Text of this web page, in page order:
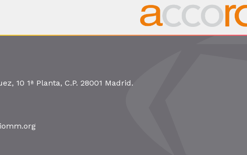
10 1ª Planta, C.P. 28001 Madrid.